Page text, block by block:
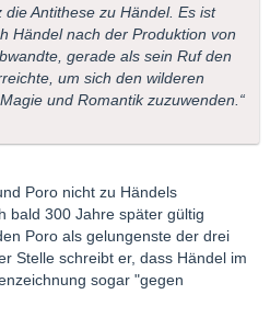
Antithese zu Händel. Es ist
Händel nach der Produktion von
gerade als sein Ruf den
um sich den wilderen
und Romantik zuzuwenden.“
Poro nicht zu Händels
bald 300 Jahre später gültig
Poro als gelungenste der drei
Stelle schreibt er, dass Händel im
sogar "gegen